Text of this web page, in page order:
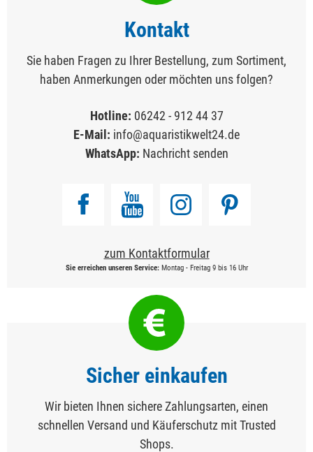
Kontakt
Sie haben Fragen zu Ihrer Bestellung, zum Sortiment,
haben Anmerkungen oder möchten uns folgen?
Hotline: 06242 - 912 44 37
E-Mail: info@aquaristikwelt24.de
WhatsApp: Nachricht senden
zum Kontaktformular
Sie erreichen unseren Service:Montag - Freitag 9 bis 16 Uhr
Sicher einkaufen
Wir bieten Ihnen sichere Zahlungsarten, einen
schnellen Versand und Käuferschutz mit Trusted
Shops.